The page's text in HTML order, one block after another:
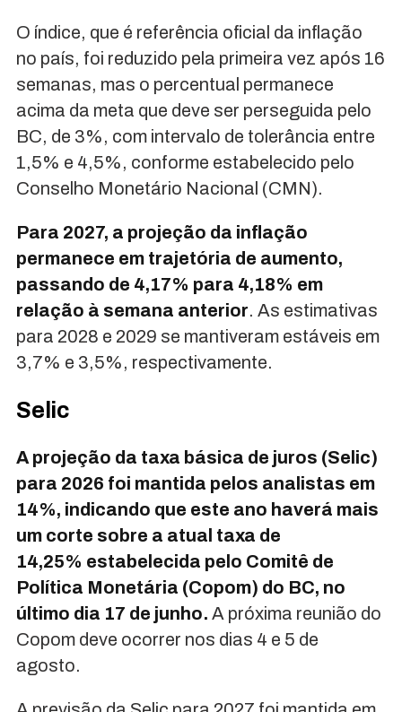
O índice, que é referência oficial da inflação
no país, foi reduzido pela primeira vez após 16
semanas, mas o percentual permanece
acima da meta que deve ser perseguida pelo
BC, de 3%, com intervalo de tolerância entre
1,5% e 4,5%, conforme estabelecido pelo
Conselho Monetário Nacional (CMN).
Para 2027, a projeção da inflação
permanece em trajetória de aumento,
passando de 4,17% para 4,18% em
relação à semana anterior. As estimativas
para 2028 e 2029 se mantiveram estáveis em
3,7% e 3,5%, respectivamente.
Selic
A projeção da taxa básica de juros (Selic)
para 2026 foi mantida pelos analistas em
14%, indicando que este ano haverá mais
um corte sobre a atual taxa de
14,25% estabelecida pelo Comitê de
Política Monetária (Copom) do BC, no
último dia 17 de junho. A próxima reunião do
Copom deve ocorrer nos dias 4 e 5 de
agosto.